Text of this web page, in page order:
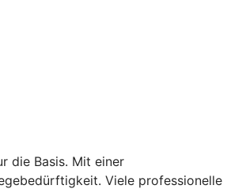
die Basis. Mit einer
Viele professionelle